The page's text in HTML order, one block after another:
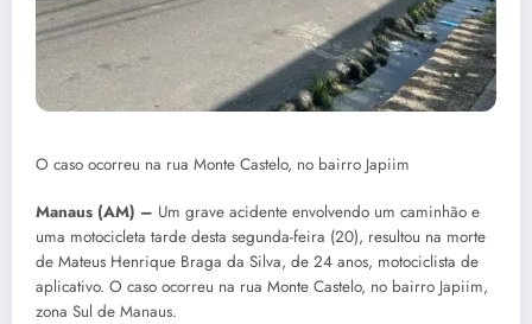
O caso ocorreu na rua Monte Castelo, no bairro Japiim
Manaus (AM) – Um grave acidente envolvendo um caminhão e
uma motocicleta tarde desta segunda-feira (20), resultou na morte
de Mateus Henrique Braga da Silva, de 24 anos, motociclista de
aplicativo. O caso ocorreu na rua Monte Castelo, no bairro Japiim,
zona Sul de Manaus.